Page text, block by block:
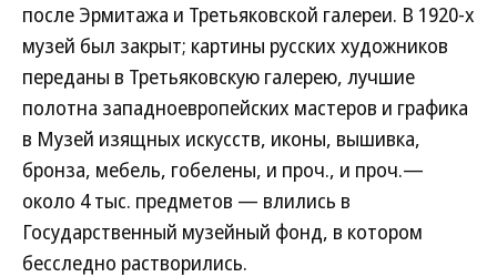
после Эрмитажа и Третьяковской галереи. В 1920-х
музей был закрыт; картины русских художников
переданы в Третьяковскую галерею, лучшие
полотна западноевропейских мастеров и графика
в Музей изящных искусств, иконы, вышивка,
бронза, мебель, гобелены, и проч., и проч.—
около 4 тыс. предметов — влились в
Государственный музейный фонд, в котором
бесследно растворились.